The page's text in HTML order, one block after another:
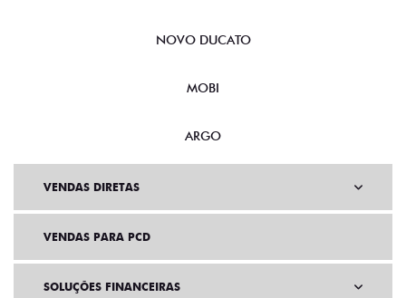
NOVO DUCATO
MOBI
ARGO
VENDAS DIRETAS
VENDAS PARA PCD
SOLUÇÕES FINANCEIRAS